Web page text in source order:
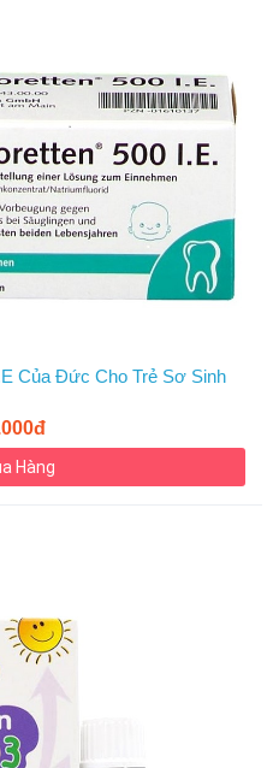
Của Đức Cho Trẻ Sơ Sinh
Hàng